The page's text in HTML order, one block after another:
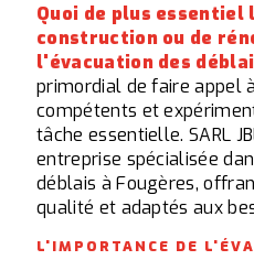
Quoi de plus essentiel
construction ou de
l'évacuation des
primordial de faire appel
compétents et
tâche essentielle. SARL
entreprise spécialisée
déblais à Fougères,
qualité et adaptés aux
L'IMPORTANCE DE